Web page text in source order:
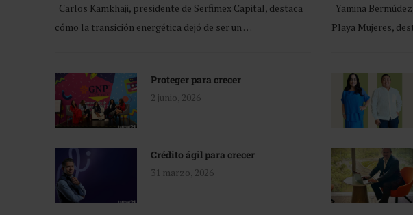
Carlos Kamkhaji, presidente de Serfimex Capital, destaca
cómo la transición energética dejó de ser un …
Yamina
Playa Mujeres,
Proteger para crecer
2 junio, 2026
Crédito ágil para crecer
31 marzo, 2026